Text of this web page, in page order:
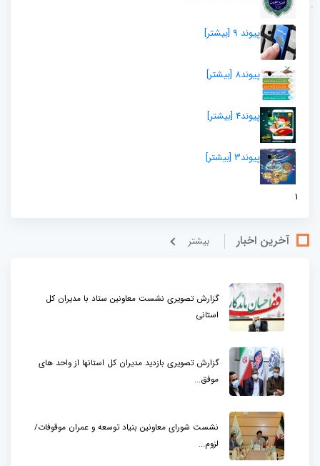
پیوند 9 [بيشتر]
پیوند8 [بيشتر]
پیوند4 [بيشتر]
پیوند3 [بيشتر]
1
آخرین اخبار بيشتر
گزارش تصویری نشست معاونین ستاد با مدیران کل
استانی
گزارش تصویری بازدید مدیران کل استانها از واحد های
موفق...
نشست شورای معاونین بنیاد توسعه و عمران موقوفات/
لزوم...